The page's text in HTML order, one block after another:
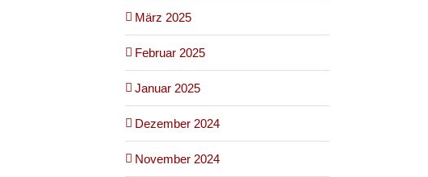
März 2025
Februar 2025
Januar 2025
Dezember 2024
November 2024